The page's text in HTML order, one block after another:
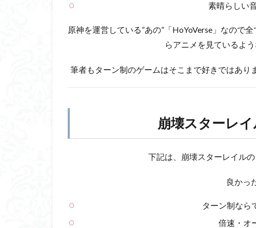
ガチ
テム
タ
素晴らしい
原神を運営している”あの”「HoYoVerse」なので
らアニメを見ているよう
筆者もターン制のゲームはそこまで好きではあり
崩壊スターレ
下記は、崩壊スターレイルの
良かっ
ターン制なら
倍速・オ